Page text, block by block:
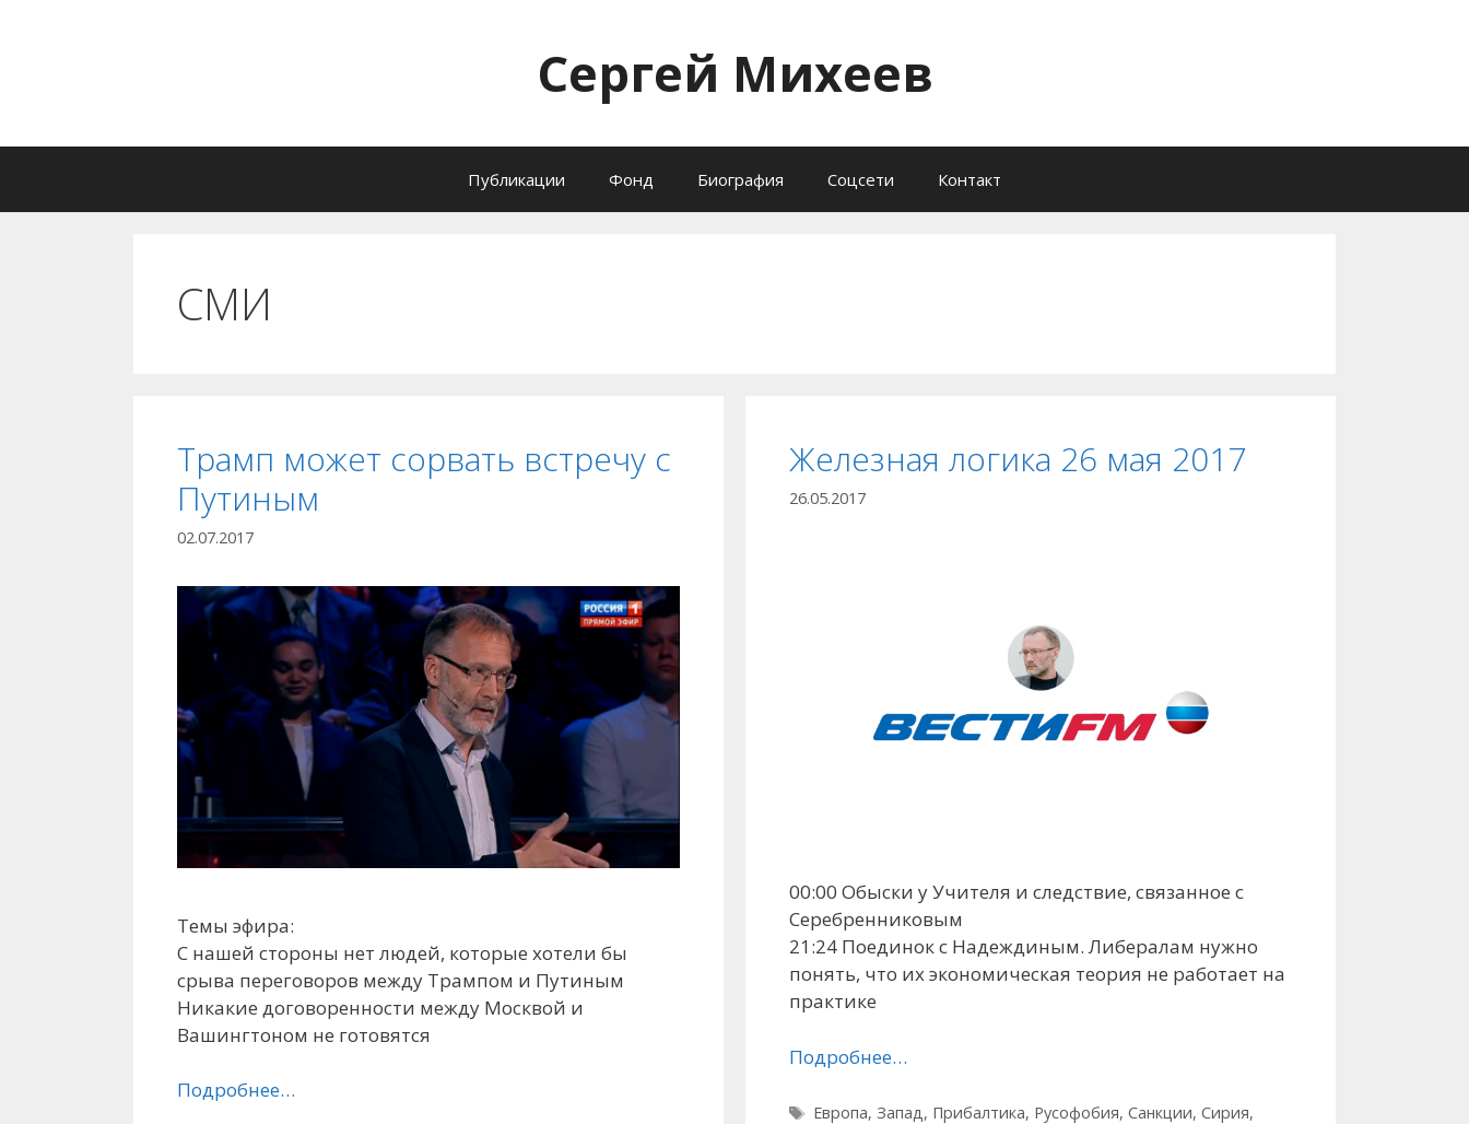
Сергей Михеев
Публикации Фонд Биография Соцсети Контакт
СМИ
Трамп может сорвать встречу с
Путиным
02.07.2017
Темы эфира:
С нашей стороны нет людей, которые хотели бы
срыва переговоров между Трампом и Путиным
Никакие договоренности между Москвой и
Вашингтоном не готовятся
Подробнее…
Железная логика 26 мая 2017
26.05.2017
00:00 Обыски у Учителя и следствие, связанное с
Серебренниковым
21:24 Поединок с Надеждиным. Либералам нужно
понять, что их экономическая теория не работает на
практике
Подробнее…
Метки
Европа, Запад, Прибалтика, Русофобия, Санкции, Сирия,